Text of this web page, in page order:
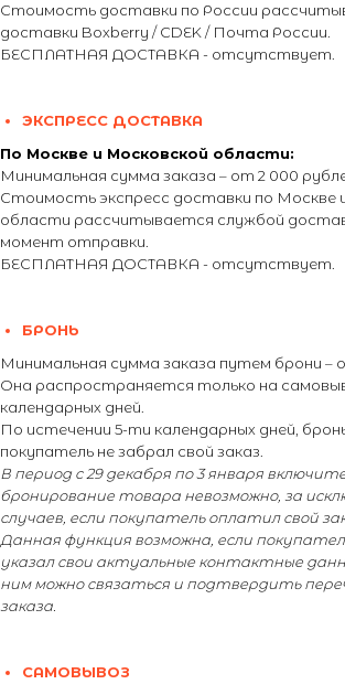
Стоимость доставки по России
доставки Boxberry / CDEK / Почта России.
БЕСПЛАТНАЯ ДОСТАВКА - отсутствует.
ЭКСПРЕСС ДОСТАВКА
По Москве и Московской области:
Минимальная сумма заказа – от 2 000
Стоимость экспресс доставки по Москве
области рассчитывается службой
момент отправки.
БЕСПЛАТНАЯ ДОСТАВКА - отсутствует.
БРОНЬ
Минимальная сумма заказа путем брони
Она распространяется только на
календарных дней.
По истечении 5-ти календарных дней,
покупатель не забрал свой заказ.
В период с 29 декабря по 3 января
бронирование товара невозможно, за
случаев, если покупатель оплатил свой
Данная функция возможна, если
указал свои актуальные контактные
ним можно связаться и подтвердить
заказа.
САМОВЫВОЗ